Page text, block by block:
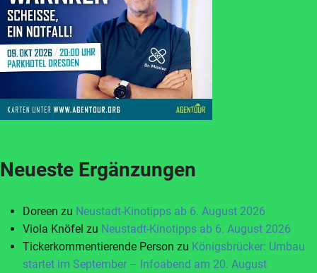
Neueste Ergänzungen
Doreen zu Neustadt-Kinotipps ab 6. August 2026
Viola Knöfel zu Neustadt-Kinotipps ab 6. August 2026
Tickerkommentierende Person zu Königsbrücker: Umbau
startet im September – Infoabend am 20. August